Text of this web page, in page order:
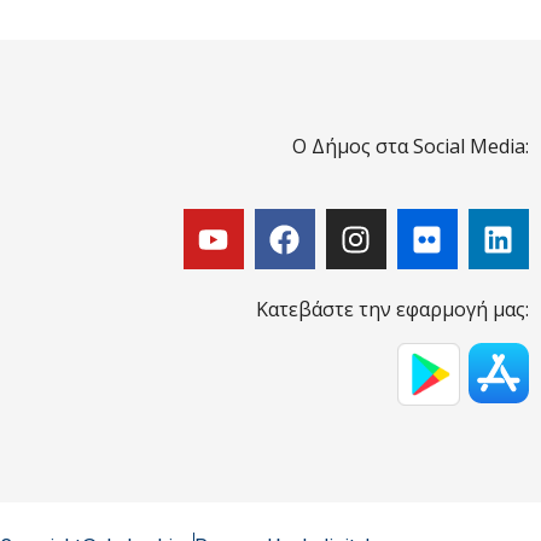
Ο Δήμος στα Social Media:
Κατεβάστε την εφαρμογή μας: